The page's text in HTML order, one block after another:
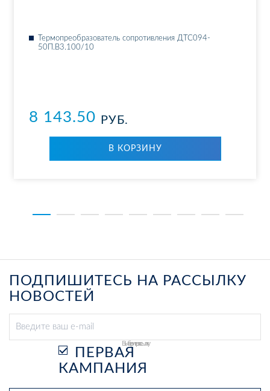
Тер­мо­пре­об­ра­зо­ва­тель со­про­тив­ле­ния ДТ­С094-
50П.В3.100/10
8 143.50 РУБ.
В КОР­ЗИ­НУ
ПОДПИШИТЕСЬ НА РАССЫЛКУ
НОВОСТЕЙ
Выберите рассылку
ПЕРВАЯ
КАМПАНИЯ